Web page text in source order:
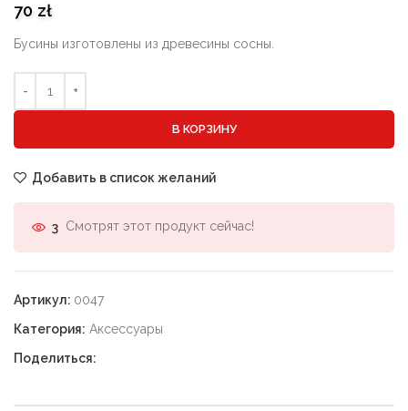
70 zł
Бусины изготовлены из древесины сосны.
В КОРЗИНУ
Добавить в список желаний
3 Смотрят этот продукт сейчас!
Артикул: 0047
Категория: Аксессуары
Поделиться: